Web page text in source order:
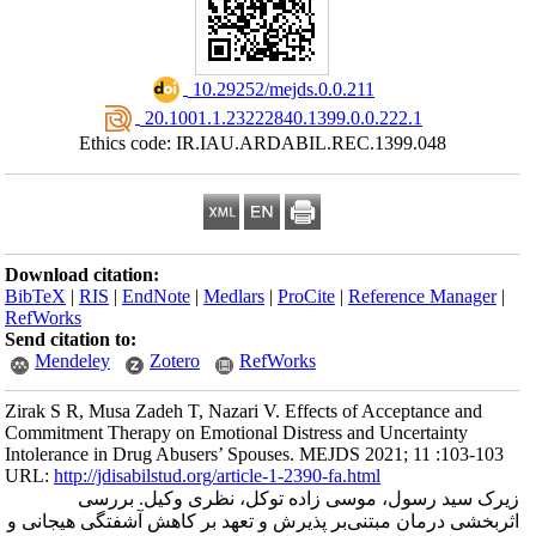
‎ 10.29252/mejds.0.0.211
‎ 20.1001.1.23222840.1399.0.0.222.1
Ethics code: IR.IAU.ARDABIL.REC.1399.048
Download citation:
BibTeX |RIS |EndNote |Medlars |ProCite |Reference Manager
RefWorks
Send citation to:
Mendeley
Zotero RefWorks
Zirak S R, Musa Zadeh T, Nazari V. Effects of Acceptance and
Commitment Therapy on Emotional Distress and Uncertainty
Intolerance in Drug Abusers’ Spouses. MEJDS 2021; 11 :103-103
URL:http://jdisabilstud.org/article-1-2390-fa.html
زیرک سید رسول، موسی زاده توکل، نظری وکیل. بررسی
اثربخشی درمان مبتنی‌بر پذیرش و تعهد بر کاهش آشفتگی هیجانی و